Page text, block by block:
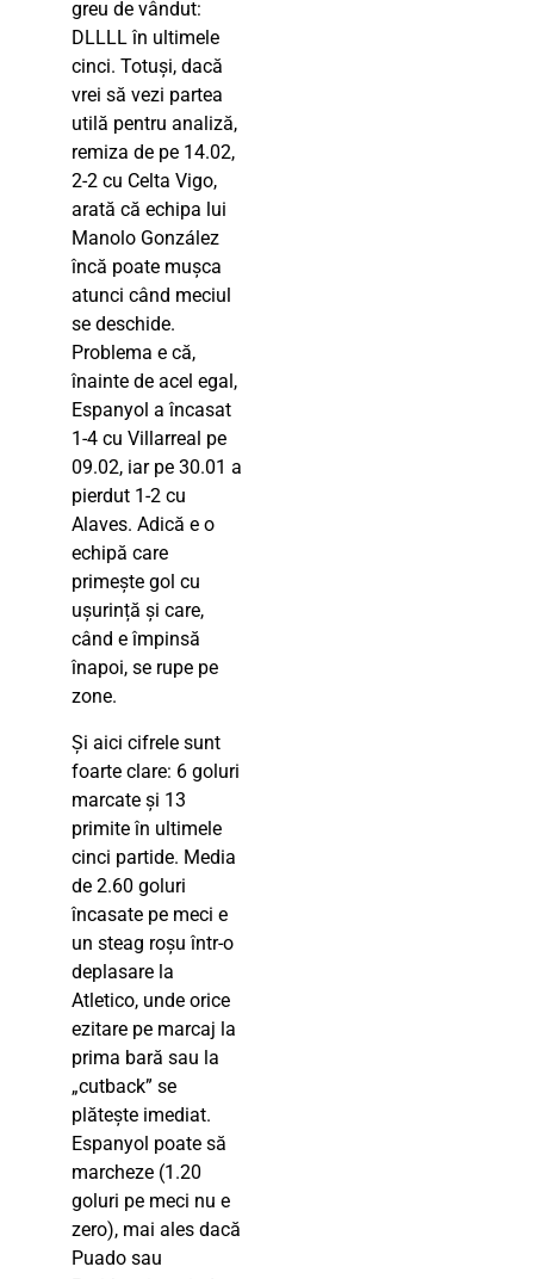
greu de vândut:
DLLLL în ultimele
cinci. Totuși, dacă
vrei să vezi partea
utilă pentru analiză,
remiza de pe 14.02,
2-2 cu Celta Vigo,
arată că echipa lui
Manolo González
încă poate mușca
atunci când meciul
se deschide.
Problema e că,
înainte de acel egal,
Espanyol a încasat
1-4 cu Villarreal pe
09.02, iar pe 30.01 a
pierdut 1-2 cu
Alaves. Adică e o
echipă care
primește gol cu
ușurință și care,
când e împinsă
înapoi, se rupe pe
zone.
Și aici cifrele sunt
foarte clare: 6 goluri
marcate și 13
primite în ultimele
cinci partide. Media
de 2.60 goluri
încasate pe meci e
un steag roșu într-o
deplasare la
Atletico, unde orice
ezitare pe marcaj la
prima bară sau la
„cutback” se
plătește imediat.
Espanyol poate să
marcheze (1.20
goluri pe meci nu e
zero), mai ales dacă
Puado sau